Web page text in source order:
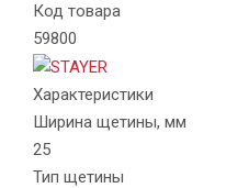
Код товара
59800
Характеристики
Ширина щетины, мм
25
Тип щетины